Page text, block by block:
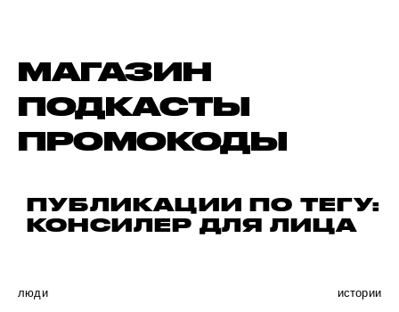
МАГАЗИН
ПОДКАСТЫ
ПРОМОКОДЫ
ПУБЛИКАЦИИ ПО ТЕГУ:
КОНСИЛЕР ДЛЯ ЛИЦА
люди истории